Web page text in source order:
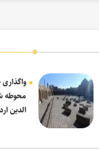
محوطه
الدین